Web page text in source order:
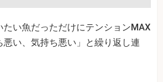
い魚だっただけにテンションMAX
い、気持ち悪い」と繰り返し連